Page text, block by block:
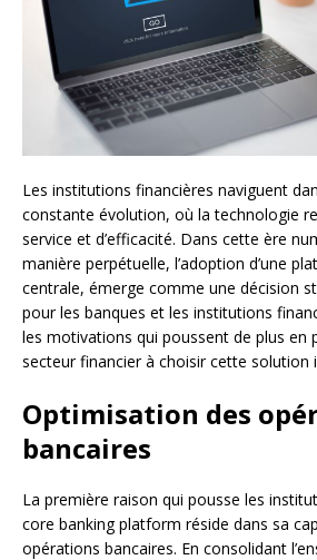
Les institutions financières naviguent
constante évolution, où la technologie
service et d’efficacité. Dans cette ère
manière perpétuelle, l’adoption d’une
centrale, émerge comme une décision
pour les banques et les institutions
les motivations qui poussent de plus en
secteur financier à choisir cette solution
Optimisation des
bancaires
La première raison qui pousse les
core banking platform réside dans sa
opérations bancaires. En consolidant